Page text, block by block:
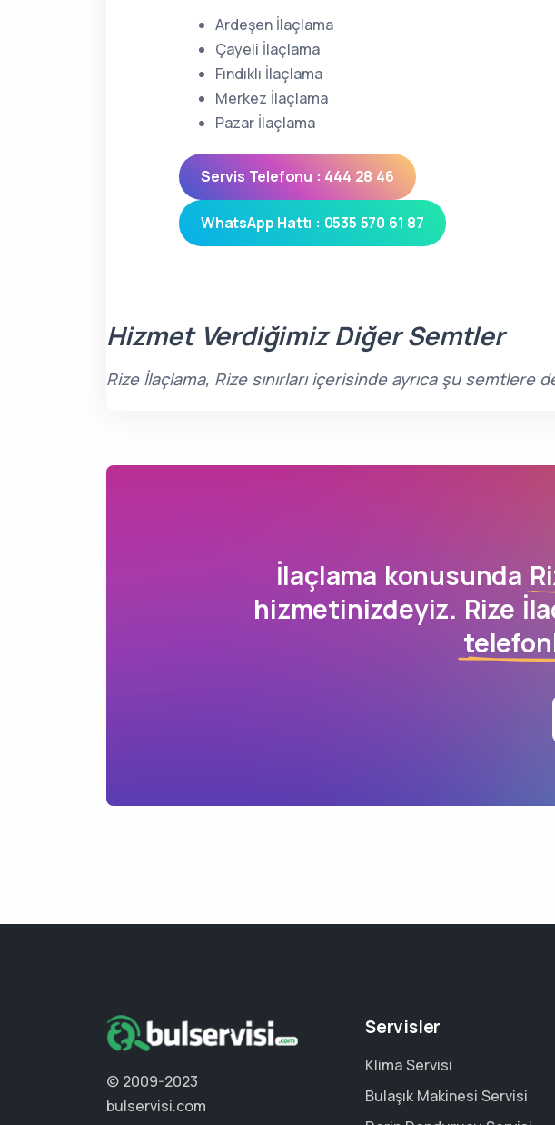
Ardeşen İlaçlama
Çayeli İlaçlama
Fındıklı İlaçlama
Merkez İlaçlama
Pazar İlaçlama
Servis Telefonu : 444 28 46
WhatsApp Hattı : 0535 570 61 87
Hizmet Verdiğimiz Diğer Semtler
Rize İlaçlama, Rize sınırları içerisinde ayrıca şu semtlere
İlaçlama konusunda
hizmetinizdeyiz. Rize
© 2009-2023
bulservisi.com
Servisler
Klima Servisi
Bulaşık Makinesi Servisi